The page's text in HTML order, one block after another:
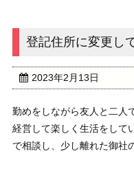
が、中々会社に馴染めず4
登記住所に変更し
2023年2月13日
勤めをしながら友人と二人
経営して楽しく生活をして
で相談し、少し離れた御社